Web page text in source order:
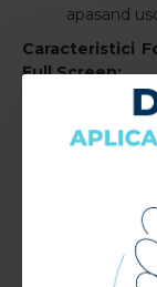
apasand
Caracteristici
Full Screen:
Compatibil cu:
Tip aplicare: Fata
Material:
RECENZII